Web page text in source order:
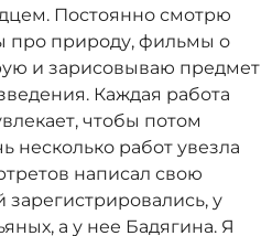
Постоянно смотрю
про природу, фильмы о
и зарисовываю предмет
Каждая работа
чтобы потом
несколько работ увезла
написал свою
зарегистрировались, у
а у нее Бадягина. Я